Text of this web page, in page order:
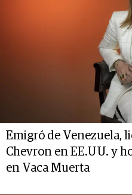
Emigró de Venezuela,
Chevron en EE.UU. y
en Vaca Muerta